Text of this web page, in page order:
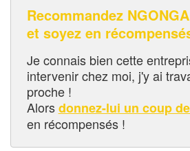
Recommandez
et soyez en
Je connais bien cette
intervenir chez moi, j'y ai
proche !
Alorsdonnez-lui un coup
en récompensés !